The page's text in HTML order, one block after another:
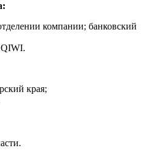
компании; банковский
края;